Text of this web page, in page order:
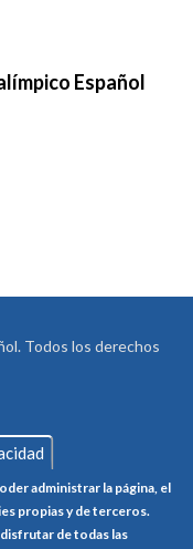
Español
Todos los derechos
administrar la página, el
propias y de terceros.
de todas las